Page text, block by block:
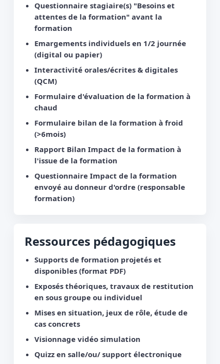
Questionnaire stagiaire(s) "Besoins et
attentes de la formation" avant la
formation
Emargements individuels en 1/2 journée
(digital ou papier)
Interactivité orales/écrites & digitales
(QCM)
Formulaire d'évaluation de la formation à
chaud
Formulaire bilan de la formation à froid
(>6mois)
Rapport Bilan Impact de la formation à
l'issue de la formation
Questionnaire Impact de la formation
envoyé au donneur d'ordre (responsable
formation)
Ressources pédagogiques
Supports de formation projetés et
disponibles (format PDF)
Exposés théoriques, travaux de restitution
en sous groupe ou individuel
Mises en situation, jeux de rôle, étude de
cas concrets
Visionnage vidéo simulation
Quizz en salle/ou/ support électronique